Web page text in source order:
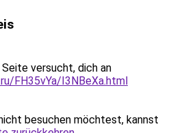
versucht, dich an
FH35vYa/I3NBeXa.html
besuchen möchtest, kannst